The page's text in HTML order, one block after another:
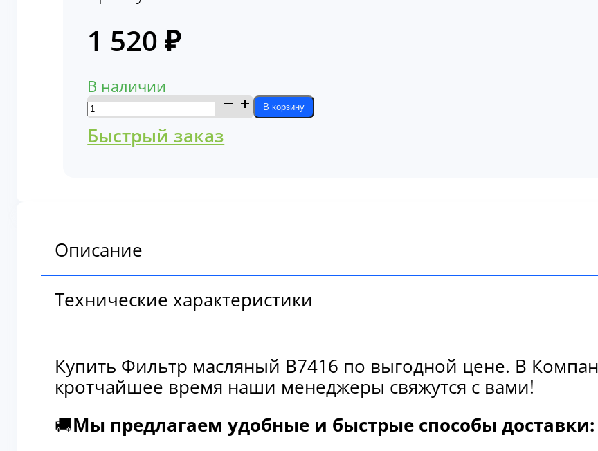
1 520₽
В наличии
Количество
товара
Фильтр
В корзину
Быстрый заказ
Описание
Технические характеристики
Купить Фильтр масляный B7416 по выгодной цене. В
кротчайшее время наши менеджеры свяжутся с вами!
🚚Мы предлагаем удобные и быстрые способы доставки: